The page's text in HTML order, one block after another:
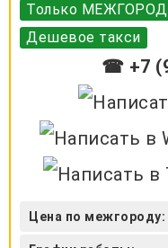
Только МЕЖГОРОД
Дешевое такси
☎ +7
Цена по межгороду: